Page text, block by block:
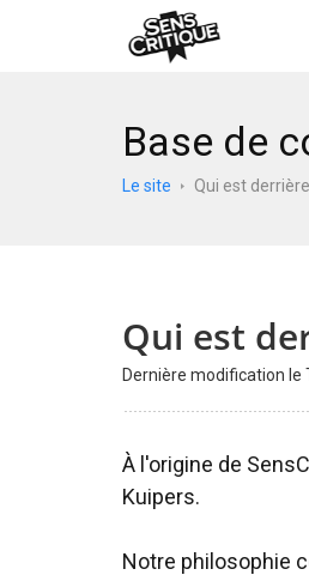
Base de
Le site Qui est
Qui est
Dernière modification le
À l'origine de
Kuipers.
Notre philosophie